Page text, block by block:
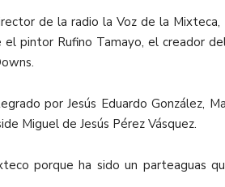
de la radio la Voz de la
pintor Rufino Tamayo, el creador
por Jesús Eduardo González,
Miguel de Jesús Pérez Vásquez.
porque ha sido un parteaguas